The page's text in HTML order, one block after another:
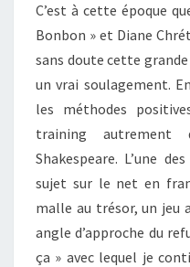
C’est à cette époque
Bonbon » et Diane
sans doute cette
un vrai soulagement.
les méthodes
training
Shakespeare. L’une
sujet sur le net en
malle au trésor, un jeu
angle d’approche du
ça » avec lequel je